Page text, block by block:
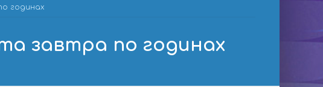
годинах
завтра по годинах